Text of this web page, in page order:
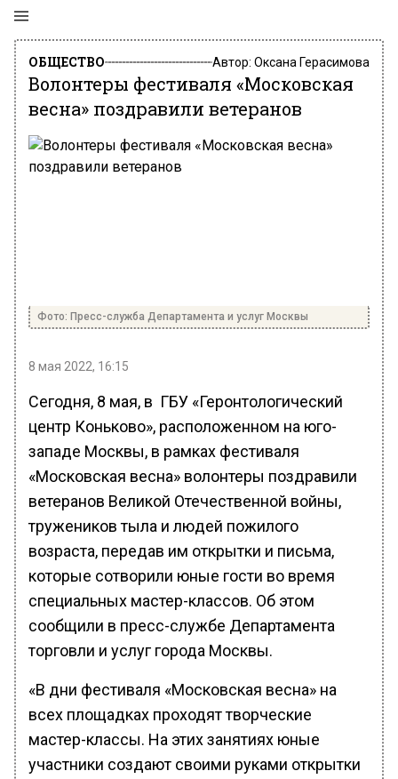
ОБЩЕСТВО Автор: Оксана Герасимова
Волонтеры фестиваля «Московская
весна» поздравили ветеранов
Фото: Пресс-служба Департамента и услуг Москвы
8 мая 2022, 16:15
Сегодня, 8 мая, в ГБУ «Геронтологический
центр Коньково», расположенном на юго-
западе Москвы, в рамках фестиваля
«Московская весна» волонтеры поздравили
ветеранов Великой Отечественной войны,
тружеников тыла и людей пожилого
возраста, передав им открытки и письма,
которые сотворили юные гости во время
специальных мастер-классов. Об этом
сообщили в пресс-службе Департамента
торговли и услуг города Москвы.
«В дни фестиваля «Московская весна» на
всех площадках проходят творческие
мастер-классы. На этих занятиях юные
участники создают своими руками открытки